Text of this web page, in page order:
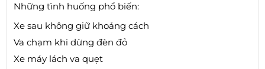
Những tình huống phổ biến:
Xe sau không giữ khoảng cách
Va chạm khi dừng đèn đỏ
Xe máy lách va quẹt